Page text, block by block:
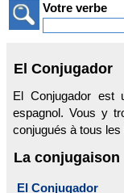
Votre verbe
El Conjugador
El Conjugador est
espagnol. Vous y
conjugués à tous
La conjugaison
El Conjugador